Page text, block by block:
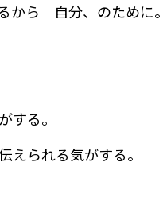
から 自分、のために
する。
えられる気がする。